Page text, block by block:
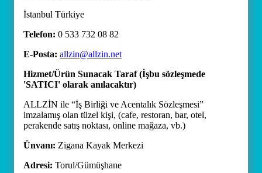
İstanbul Türkiye
Telefon: 0 533 732 08 82
E-Posta: allzin@allzin.net
Hizmet/Ürün Sunacak Taraf (İşbu sözleşmede
'SATICI' olarak anılacaktır)
ALLZİN ile “İş Birliği ve Acentalık Sözleşmesi”
imzalamış olan tüzel kişi, (cafe, restoran, bar, otel,
perakende satış noktası, online mağaza, vb.)
Ünvanı: Zigana Kayak Merkezi
Adresi: Torul/Gümüşhane